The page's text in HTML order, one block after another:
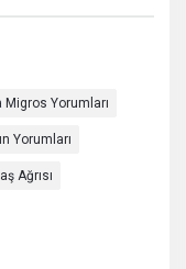
Migros Yorumları
Yorumları
Ağrısı